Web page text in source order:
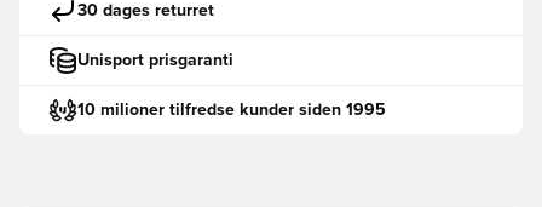
30 dages returret
Unisport prisgaranti
10 milioner tilfredse kunder siden 1995